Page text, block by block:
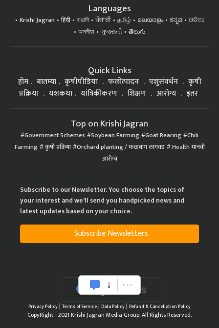
Languages
Krishi Jagran हिंदी বাঙালি ਪੰਜਾਬੀ தமிழ் മലയാളം ಕನ್ನಡ
ଓଡିଆ
অসমীয়া
ગુજરાતી తెలుగు
Quick Links
होम बातम्या कृषीपीडिया फलोत्पादन पशुसंवर्धन
कृषी
प्रक्रिया
यशकथा यांत्रिकीकरण शिक्षण आरोग्य इतर
Top on Krishi Jagran
Government Schemes Soybean Farming Goat Rearing Chili
Farming कृषी प्रक्रिया Orchard planting / फळबाग लागवड Health मानवी
आरोग्य
Subscribe to our Newsletter. You choose the topics of
your interest and we'll send you handpicked news and
latest updates based on your choice.
Subscribe Newsletters
Privacy Policy| Terms of Service| Data Policy| Refund & Cancellation Policy
CopyRight - 2021 Krishi Jagran Media Group. All Rights Reserved.